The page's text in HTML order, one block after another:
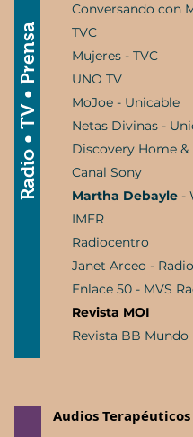
Conversando con
TVC
Mujeres - TVC
UNO TV
MoJoe - Unicable
Netas Divinas -
Discovery Home &
Canal Sony
Martha Debayle -
IMER
Radiocentro
Janet Arceo -
Enlace 50 - MVS
Revista MOI
Revista BB Mundo
Radio • TV • Prensa
Audios